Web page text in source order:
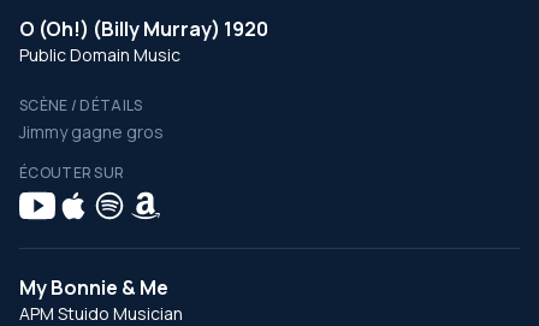
O (Oh!) (Billy Murray) 1920
Public Domain Music
SCÈNE / DÉTAILS
Jimmy gagne gros
ÉCOUTER SUR
My Bonnie & Me
APM Stuido Musician